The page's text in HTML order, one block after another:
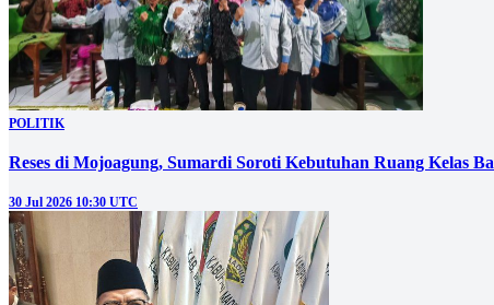
POLITIK
Reses di Mojoagung, Sumardi Soroti Kebutuhan Ruang Kelas
30 Jul 2026 10:30 UTC